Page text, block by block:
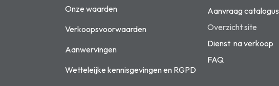
Onze waarden
Verkoopsvoorwaarden
Aanwervingen
Wetteleijke kennisgevingen en RGPD
Aanvraag catalogus
Overzicht site
Dienst na verkoop
FAQ